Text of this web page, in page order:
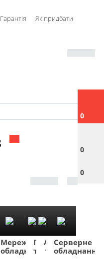
Гарантія
Як придбати
0
0
0
Мережеве
обладнання
Побутова
техніка
TV
та
Фото
та
Авто
та
Серверне
обладнання